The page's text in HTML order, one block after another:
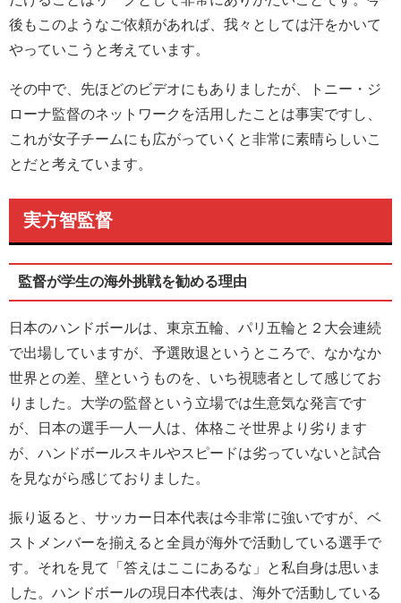
後もこのようなご依頼があれば、我々としては汗をかいて
やっていこうと考えています。
その中で、先ほどのビデオにもありましたが、トニー・ジ
ローナ監督のネットワークを活用したことは事実ですし、
これが女子チームにも広がっていくと非常に素晴らしいこ
とだと考えています。
実方智監督
監督が学生の海外挑戦を勧める理由
日本のハンドボールは、東京五輪、パリ五輪と２大会連続
で出場していますが、予選敗退というところで、なかなか
世界との差、壁というものを、いち視聴者として感じてお
りました。大学の監督という立場では生意気な発言です
が、日本の選手一人一人は、体格こそ世界より劣ります
が、ハンドボールスキルやスピードは劣っていないと試合
を見ながら感じておりました。
振り返ると、サッカー日本代表は今非常に強いですが、ベ
ストメンバーを揃えると全員が海外で活動している選手で
す。それを見て「答えはここにあるな」と私自身は思いま
した。ハンドボールの現日本代表は、海外で活動している